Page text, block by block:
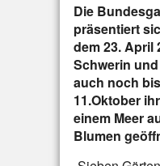
Die
präsentiert
dem 23. April
Schwerin
auch noch
11.Oktober
einem Meer
Blumen